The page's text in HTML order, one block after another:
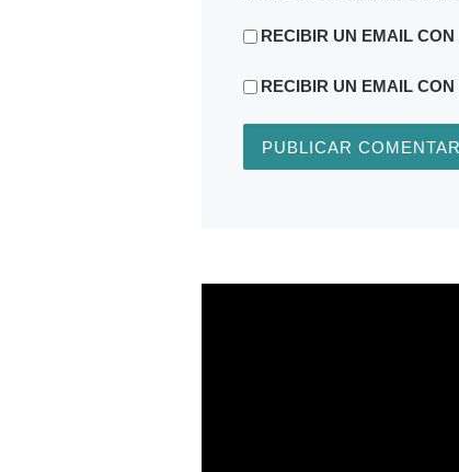
RECIBIR UN EMAIL
RECIBIR UN EMAIL